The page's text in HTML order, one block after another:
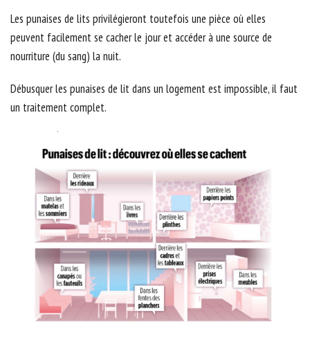
Les punaises de lits privilégieront toutefois une pièce où elles
peuvent facilement se cacher le jour et accéder à une source de
nourriture (du sang) la nuit.
Débusquer les punaises de lit dans un logement est impossible, il faut
un traitement complet.